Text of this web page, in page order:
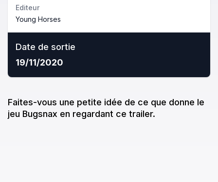
Editeur
Young Horses
Date de sortie
19/11/2020
Faites-vous une petite idée de ce que donne le
jeu Bugsnax en regardant ce trailer.